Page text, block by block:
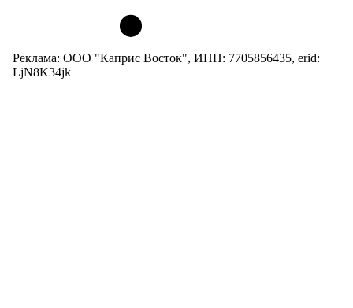
Реклама: ООО "Каприс Восток", ИНН: 7705856435, erid:
LjN8K34jk